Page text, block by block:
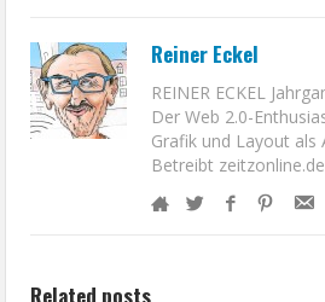
Reiner Eckel
REINER ECKEL
Der Web 2.0-
Grafik und Layout als
Betreibt
Related posts